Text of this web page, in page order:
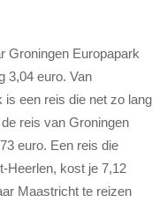
Groningen Europapark
3,04 euro. Van
een reis die net zo lang
reis van Groningen
euro. Een reis die
Heerlen, kost je 7,12
Maastricht te reizen